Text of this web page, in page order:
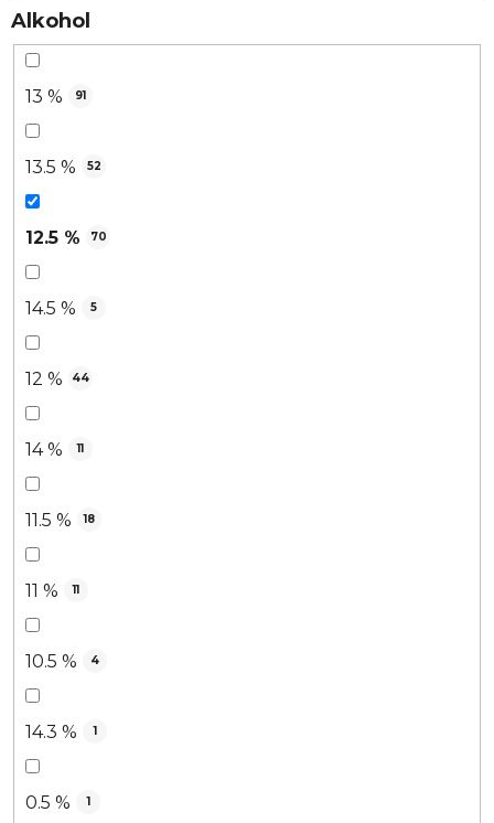
Alkohol
13 % 91
13.5 % 52
12.5 % 70
14.5 % 5
12 % 44
14 % 11
11.5 % 18
11 % 11
10.5 % 4
14.3 % 1
0.5 % 1